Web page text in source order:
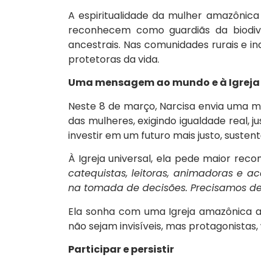
A espiritualidade da mulher
reconhecem como guardiãs da
ancestrais. Nas comunidades rurais e
protetoras da vida.
Uma mensagem ao mundo e à Igreja
Neste 8 de março, Narcisa envia uma
das mulheres, exigindo igualdade real,
investir em um futuro mais justo,
À Igreja universal, ela pede maior
catequistas, leitoras, animadoras e
na tomada de decisões. Precisamos
Ela sonha com uma Igreja amazônica
não sejam invisíveis, mas
Participar e persistir